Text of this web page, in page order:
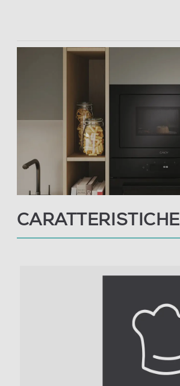
girevole-cm
cottura preimpostati
cottura automatici
CARATTERISTICHE